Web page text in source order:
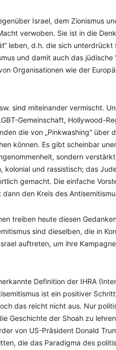
Israel, dem Zionismus
verwoben. Sie ist in die
leben, d.h. die sich
und damit auch das
Organisationen wie der
sind miteinander vermischt.
Gemeinschaft, Hollywood-
die von „Pinkwashing“ über
können. Es gibt scheinbar
sondern
und rassistisch; das
gemacht. Die einfache
den Kreis des
treiben heute diesen
sind dieselben, die in
auftreten, um ihre
Definition der IHRA
ist ein positiver
das reicht nicht aus. Nur
Geschichte der Shoah zu
von US-Präsident Donald
die das Paradigma des